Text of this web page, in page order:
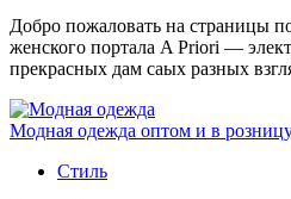
Добро пожаловать на страницы
женского портала A Priori —
прекрасных дам саых разных
Модная одежда оптом и в
Стиль